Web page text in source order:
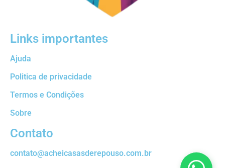
Links importantes
Ajuda
Politica de privacidade
Termos e Condições
Sobre
Contato
contato@acheicasasderepouso.com.br